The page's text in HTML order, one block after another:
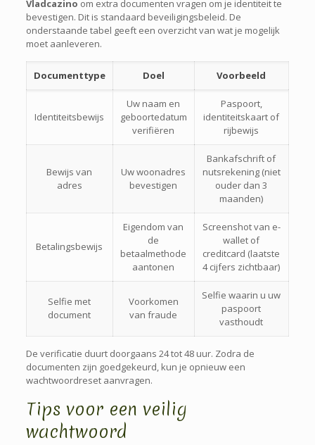
Vladcazino om extra documenten vragen om je identiteit te
bevestigen. Dit is standaard beveiligingsbeleid. De
onderstaande tabel geeft een overzicht van wat je mogelijk
moet aanleveren.
Documenttype Doel Voorbeeld
Identiteitsbewijs
Uw naam en
geboortedatum
verifiëren
Paspoort,
identiteitskaart of
rijbewijs
Bewijs van
adres
Uw woonadres
bevestigen
Bankafschrift of
nutsrekening (niet
ouder dan 3
maanden)
Betalingsbewijs
Eigendom van
de
betaalmethode
aantonen
Screenshot van e-
wallet of
creditcard (laatste
4 cijfers zichtbaar)
Selfie met
document
Voorkomen
van fraude
Selfie waarin u uw
paspoort
vasthoudt
De verificatie duurt doorgaans 24 tot 48 uur. Zodra de
documenten zijn goedgekeurd, kun je opnieuw een
wachtwoordreset aanvragen.
Tips voor een veilig
wachtwoord